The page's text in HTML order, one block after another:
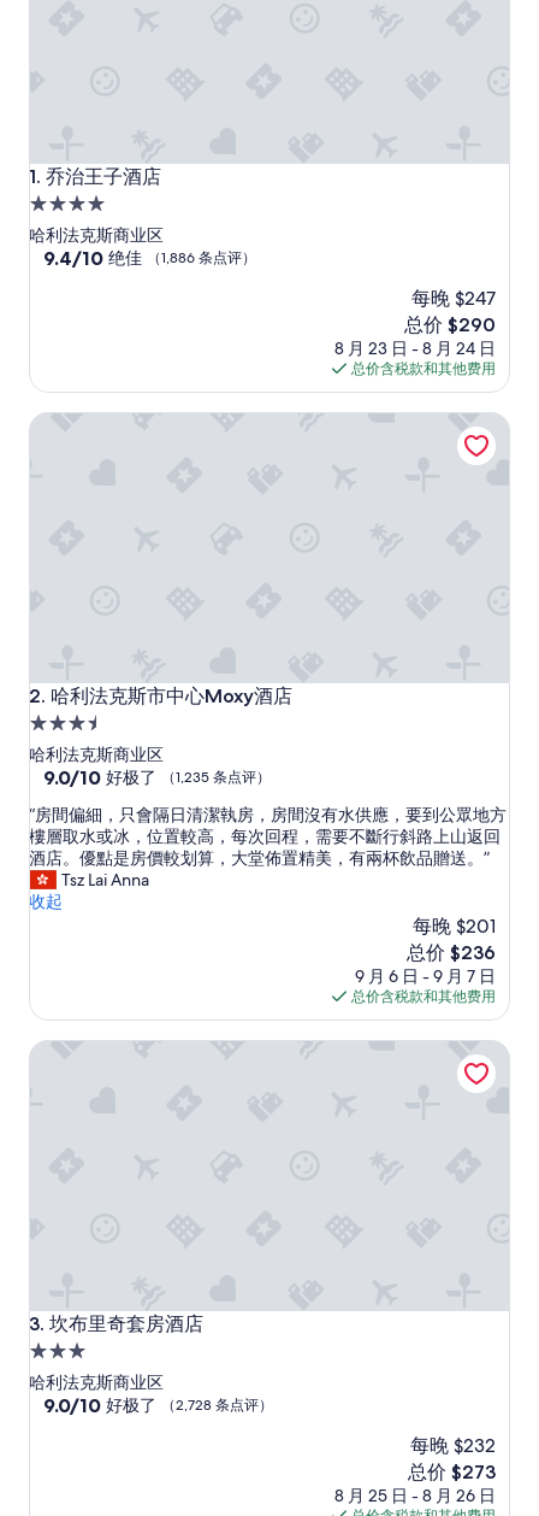
1. 乔治王子酒店
乔治王子酒店
4.0
星
住
哈利法克斯商业区
9.4
佳，
（1,886
9.4/10 绝佳 （1,886 条点评）
每晚 $247
新
价
格
$290
总价 $290
8 月 23 日 - 8 月 24 日
总价含税款和其他费用
2. 哈利法克斯市中心Moxy酒店
哈利法克斯市中心Moxy酒店
3.5
星
住
宿
哈利法克斯商业区
9.0
总
分
10，
好
极
评）
9.0/10 好极了 （1,235 条点评）
“
房
間
偏
細
日
潔
要
到
公
眾
“房間偏細，只會隔日清潔執房，房間沒有水供應，要到公眾地方
樓層取水或冰，位置較高，每次回程，需要不斷行斜路上山返回
酒店。優點是房價較划算，大堂佈置精美，有兩杯飲品贈送。”
Tsz Lai Anna
收起
每晚 $201
新
价
格
$236
总价 $236
9 月 6 日 - 9 月 7 日
总价含税款和其他费用
哈利法克斯市中心Moxy酒店
3. 坎布里奇套房酒店
坎布里奇套房酒店
3.0
星
住
哈利法克斯商业区
9.0
9.0/10 好极了 （2,728 条点评）
每晚 $232
新
价
总价 $273
8 月 25 日 - 8 月 26 日
坎布里奇套房酒店